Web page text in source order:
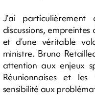
J’ai
discussions,
et d’une véritable
ministre. Bruno
attention aux enjeux
Réunionnaises et les
sensibilité aux